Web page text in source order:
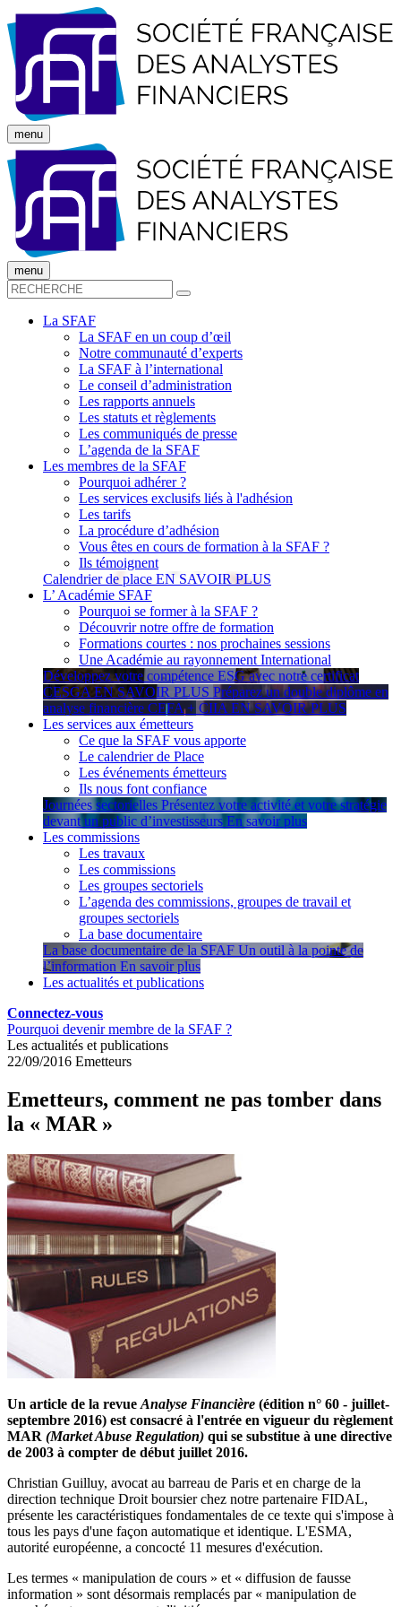
menu
menu
La SFAF
La SFAF en un coup d’œil
Notre communauté d’experts
La SFAF à l’international
Le conseil d’administration
Les rapports annuels
Les statuts et règlements
Les communiqués de presse
L’agenda de la SFAF
Les membres de la SFAF
Pourquoi adhérer ?
Les services exclusifs liés à l'adhésion
Les tarifs
La procédure d’adhésion
Vous êtes en cours de formation à la SFAF ?
Ils témoignent
Calendrier de place EN SAVOIR PLUS
L’ Académie SFAF
Pourquoi se former à la SFAF ?
Découvrir notre offre de formation
Formations courtes : nos prochaines sessions
Une Académie au rayonnement International
Développez votre compétence ESG avec notre certificat
CESGA EN SAVOIR PLUS Préparez un double diplôme en
analyse financière CEFA + CIIA EN SAVOIR PLUS
Les services aux émetteurs
Ce que la SFAF vous apporte
Le calendrier de Place
Les événements émetteurs
Ils nous font confiance
Journées sectorielles Présentez votre activité et votre stratégie
devant un public d’investisseurs En savoir plus
Les commissions
Les travaux
Les commissions
Les groupes sectoriels
L’agenda des commissions, groupes de travail et
groupes sectoriels
La base documentaire
La base documentaire de la SFAF Un outil à la pointe de
l’information En savoir plus
Les actualités et publications
Connectez-vous
Pourquoi devenir membre de la SFAF ?
Les actualités et publications
22/09/2016 Emetteurs
Emetteurs, comment ne pas tomber dans
la « MAR »
Un article de la revue Analyse Financière (édition n° 60 - juillet-
septembre 2016) est consacré à l'entrée en vigueur du règlement
MAR (Market Abuse Regulation) qui se substitue à une directive
de 2003 à compter de début juillet 2016.
Christian Guilluy, avocat au barreau de Paris et en charge de la
direction technique Droit boursier chez notre partenaire FIDAL,
présente les caractéristiques fondamentales de ce texte qui s'impose à
tous les pays d'une façon automatique et identique. L'ESMA,
autorité européenne, a concocté 11 mesures d'exécution.
Les termes « manipulation de cours » et « diffusion de fausse
information » sont désormais remplacés par « manipulation de